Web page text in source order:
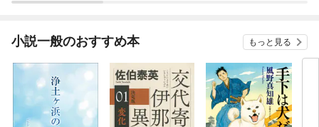
小説一般のおすすめ本 もっと見る